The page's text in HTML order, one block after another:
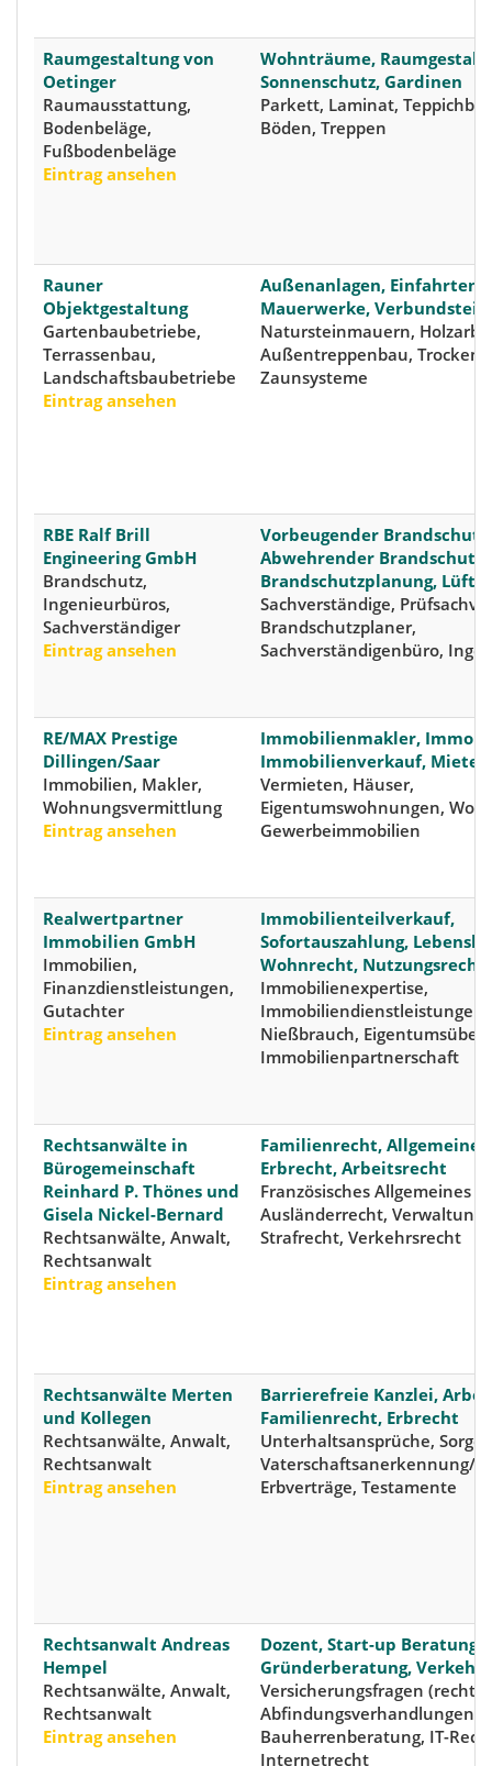
Raumgestaltung von
Oetinger
Raumausstattung,
Bodenbeläge,
Fußbodenbeläge
Eintrag ansehen
Wohnträume,
Sonnenschutz, Gardinen
Parkett, Laminat,
Böden, Treppen
Rauner
Objektgestaltung
Gartenbaubetriebe,
Terrassenbau,
Landschaftsbaubetriebe
Eintrag ansehen
Außenanlagen, Einfahrten,
Mauerwerke,
Natursteinmauern,
Außentreppenbau,
Zaunsysteme
RBE Ralf Brill
Engineering GmbH
Brandschutz,
Ingenieurbüros,
Sachverständiger
Eintrag ansehen
Vorbeugender Brandschutz,
Abwehrender Brandschutz,
Brandschutzplanung,
Sachverständige,
Brandschutzplaner,
Sachverständigenbüro,
RE/MAX Prestige
Dillingen/Saar
Immobilien, Makler,
Wohnungsvermittlung
Eintrag ansehen
Immobilienmakler,
Immobilienverkauf, Mieten
Vermieten, Häuser,
Eigentumswohnungen,
Gewerbeimmobilien
Realwertpartner
Immobilien GmbH
Immobilien,
Finanzdienstleistungen,
Gutachter
Eintrag ansehen
Immobilienteilverkauf,
Sofortauszahlung,
Wohnrecht, Nutzungsrecht
Immobilienexpertise,
Immobiliendienstleistungen,
Nießbrauch,
Immobilienpartnerschaft
Rechtsanwälte in
Bürogemeinschaft
Reinhard P. Thönes und
Gisela Nickel-Bernard
Rechtsanwälte, Anwalt,
Rechtsanwalt
Eintrag ansehen
Familienrecht,
Erbrecht, Arbeitsrecht
Französisches Allgemeines
Ausländerrecht,
Strafrecht, Verkehrsrecht
Rechtsanwälte Merten
und Kollegen
Rechtsanwälte, Anwalt,
Rechtsanwalt
Eintrag ansehen
Barrierefreie Kanzlei,
Familienrecht, Erbrecht
Unterhaltsansprüche,
Vaterschaftsanerkennung/-
Erbverträge, Testamente
Rechtsanwalt Andreas
Hempel
Rechtsanwälte, Anwalt,
Rechtsanwalt
Eintrag ansehen
Dozent, Start-up Beratung,
Gründerberatung,
Versicherungsfragen
Abfindungsverhandlungen,
Bauherrenberatung, IT-
Internetrecht